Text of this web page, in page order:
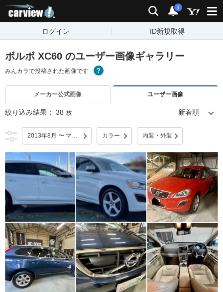
検索 通知
i
ログイン ID新規取得
ボルボ XC60 のユーザー画像ギャラリー
みんカラで投稿された画像です
メーカー公式画像 ユーザー画像
絞り込み結果： 38 枚
2013年8月 〜 マイナーチェンジ カラー 内装・外装